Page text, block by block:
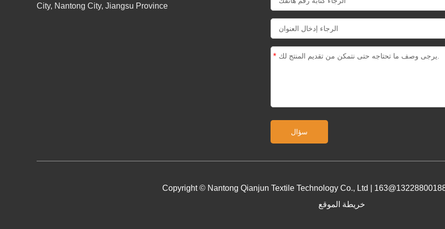
City, Nantong City, Jiangsu Province
*
Copyright © Nantong Qianjun Textile Technology Co., Ltd |
خريطة الموقع